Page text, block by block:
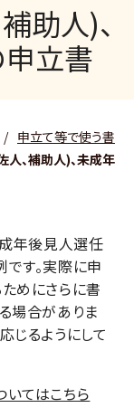
助人)、
立書
/ 申立て等で使う書
、補助人)、未成年
年後見人選任
す。実際に申
めにさらに書
場合がありま
じるようにして
てはこちら